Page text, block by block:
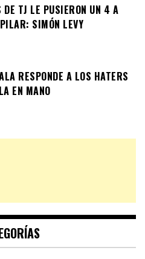
DE TJ LE PUSIERON UN 4 A
SIMÓN LEVY
RESPONDE A LOS HATERS
EN MANO